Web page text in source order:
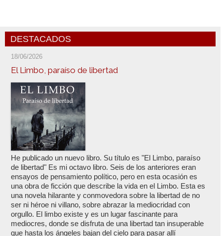
DESTACADOS
18/06/2026
El Limbo, paraíso de libertad
He publicado un nuevo libro. Su título es "El Limbo, paraíso
de libertad" Es mi octavo libro. Seis de los anteriores eran
ensayos de pensamiento político, pero en esta ocasión es
una obra de ficción que describe la vida en el Limbo. Esta es
una novela hilarante y conmovedora sobre la libertad de no
ser ni héroe ni villano, sobre abrazar la mediocridad con
orgullo. El limbo existe y es un lugar fascinante para
mediocres, donde se disfruta de una libertad tan insuperable
que hasta los ángeles bajan del cielo para pasar allí